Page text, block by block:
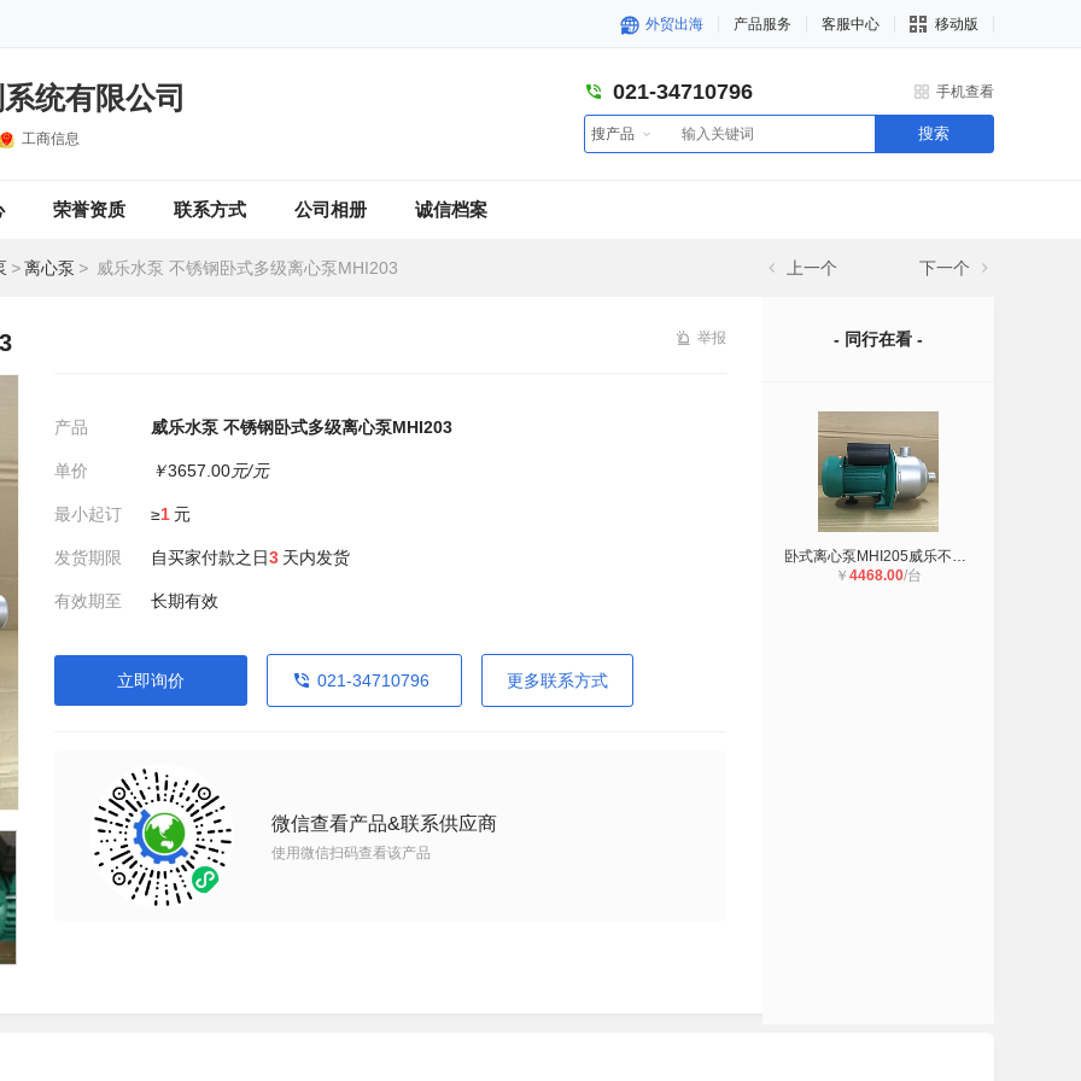
外贸出海 产品服务 客服中心 移动版
统有限公司
工商信息
021-34710796 手机查看
搜产品 搜索
荣誉资质 联系方式 公司相册 诚信档案
>离心泵 > 威乐水泵 不锈钢卧式多级离心泵MHI203 上一个 下一个
举报
产品 威乐水泵 不锈钢卧式多级离心泵MHI203
单价 ￥3657.00元/元
最小起订 ≥1 元
发货期限 自买家付款之日3 天内发货
有效期至 长期有效
立即询价 021-34710796 更多联系方式
微信查看产品&联系供应商
使用微信扫码查看该产品
- 同行在看 -
卧式离心泵MHI205威乐不锈钢水泵
￥ 4468.00/台